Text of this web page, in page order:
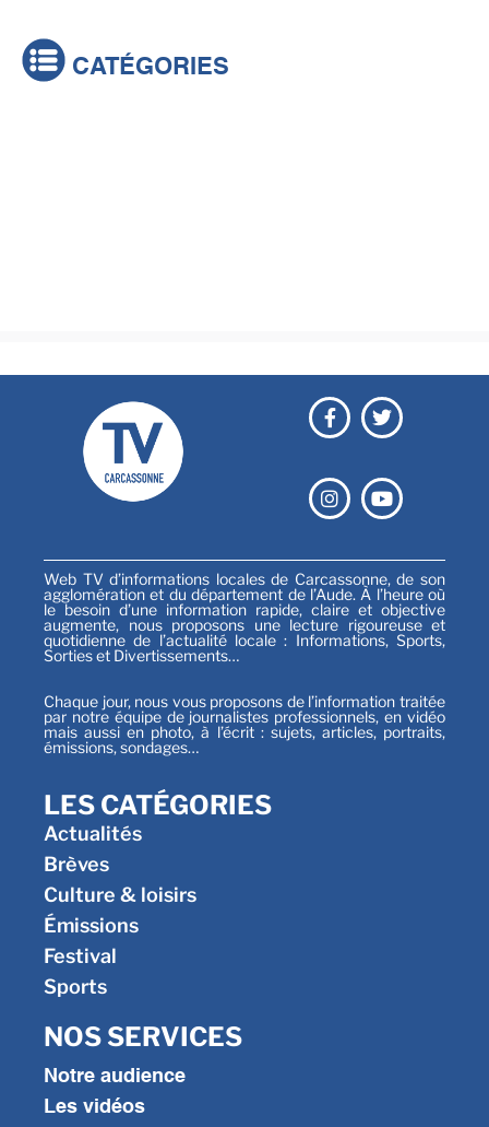
CATÉGORIES
Web TV d’informations locales de Carcassonne, de son
agglomération et du département de l’Aude. À l’heure où
le besoin d’une information rapide, claire et objective
augmente, nous proposons une lecture rigoureuse et
quotidienne de l’actualité locale : Informations, Sports,
Sorties et Divertissements…
Chaque jour, nous vous proposons de l’information traitée
par notre équipe de journalistes professionnels, en vidéo
mais aussi en photo, à l’écrit : sujets, articles, portraits,
émissions, sondages…
LES CATÉGORIES
Actualités
Brèves
Culture & loisirs
Émissions
Festival
Sports
NOS SERVICES
Notre audience
Les vidéos